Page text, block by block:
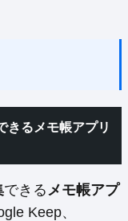
きるメモ帳アプリ
できる メモ帳アプ
Keep、